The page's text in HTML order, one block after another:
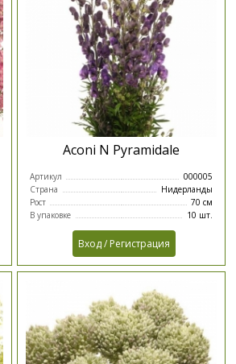
Aconi N Pyramidale
Артикул
000005
Страна
Нидерланды
Рост
70 см
В упаковке
10 шт.
Вход / Регистрация